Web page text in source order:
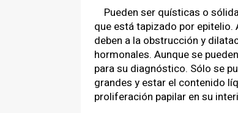
Pueden ser quísticas o
que está tapizado por
deben a la obstrucción y
hormonales. Aunque se
para su diagnóstico. Sólo se
grandes y estar el contenido
proliferación papilar en su